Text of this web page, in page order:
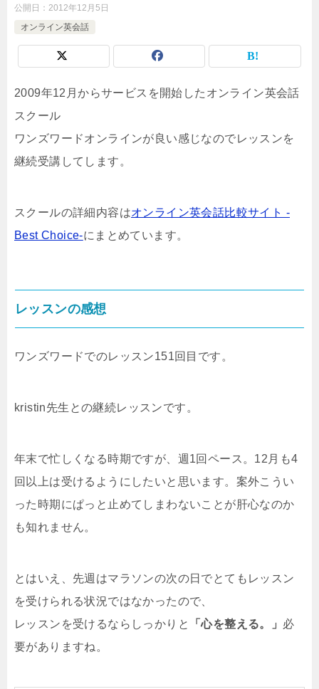
公開日： 2012年12月5日
オンライン英会話
2009年12月からサービスを開始したオンライン英会話
スクール
ワンズワードオンラインが良い感じなのでレッスンを
継続受講してします。
スクールの詳細内容はオンライン英会話比較サイト -
Best Choice-にまとめています。
レッスンの感想
ワンズワードでのレッスン151回目です。
kristin先生との継続レッスンです。
年末で忙しくなる時期ですが、週1回ペース。12月も4
回以上は受けるようにしたいと思います。案外こうい
った時期にぱっと止めてしまわないことが肝心なのか
も知れません。
とはいえ、先週はマラソンの次の日でとてもレッスン
を受けられる状況ではなかったので、
レッスンを受けるならしっかりと
「心を整える。」 必
要がありますね。